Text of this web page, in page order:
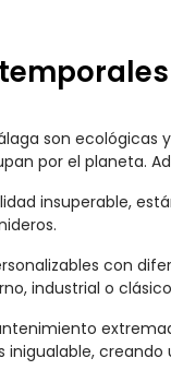
son
por el planeta.
insuperable,
con
industrial o